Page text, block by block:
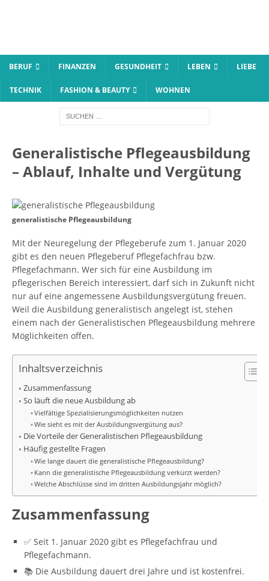
BERUF FINANZEN GESUNDHEIT LEBEN LIEBE
TECHNIK FASHION & BEAUTY WOHNEN
Generalistische Pflegeausbildung
– Ablauf, Inhalte und Vergütung
generalistische Pflegeausbildung
Mit der Neuregelung der Pflegeberufe zum 1. Januar 2020
gibt es den neuen Pflegeberuf Pflegefachfrau bzw.
Pflegefachmann. Wer sich für eine Ausbildung im
pflegerischen Bereich interessiert, darf sich in Zukunft nicht
nur auf eine angemessene Ausbildungsvergütung freuen.
Weil die Ausbildung generalistisch angelegt ist, stehen
einem nach der Generalistischen Pflegeausbildung mehrere
Möglichkeiten offen.
Inhaltsverzeichnis
Zusammenfassung
So läuft die neue Ausbildung ab
Vielfältige Spezialisierungsmöglichkeiten nutzen
Wie sieht es mit der Ausbildungsvergütung aus?
Die Vorteile der Generalistischen Pflegeausbildung
Häufig gestellte Fragen
Wie lange dauert die generalistische Pflegeausbildung?
Kann die generalistische Pflegeausbildung verkürzt werden?
Welche Abschlüsse sind im dritten Ausbildungsjahr möglich?
Zusammenfassung
✅ Seit 1. Januar 2020 gibt es Pflegefachfrau und
Pflegefachmann.
📚 Die Ausbildung dauert drei Jahre und ist kostenfrei.